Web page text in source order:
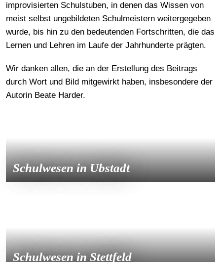
improvisierten Schulstuben, in denen das Wissen von
meist selbst ungebildeten Schulmeistern weitergegeben
wurde, bis hin zu den bedeutenden Fortschritten, die das
Lernen und Lehren im Laufe der Jahrhunderte prägten.
Wir danken allen, die an der Erstellung des Beitrags
durch Wort und Bild mitgewirkt haben, insbesondere der
Autorin Beate Harder.
Schulwesen in Ubstadt
Schulwesen in Stettfeld